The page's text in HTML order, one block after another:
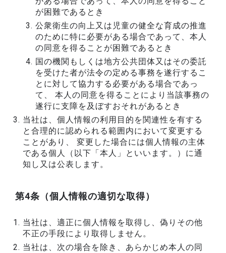
が困難であるとき
公衆衛生の向上又は児童の健全な育成の推進
のために特に必要がある場合であって、本人
の同意を得ることが困難であるとき
国の機関もしくは地方公共団体又はその委託
を受けた者が法令の定める事務を遂行するこ
とに対して協力する必要がある場合であっ
て、 本人の同意を得ることにより当該事務の
遂行に支障を及ぼすおそれがあるとき
当社は、個人情報の利用目的を関連性を有する
と合理的に認められる範囲内において変更する
ことがあり、 変更した場合には個人情報の主体
である個人（以下「本人」といいます。）に通
知し又は公表します。
第4条（個人情報の適切な取得）
当社は、適正に個人情報を取得し、偽りその他
不正の手段により取得しません。
当社は、次の場合を除き、あらかじめ本人の同